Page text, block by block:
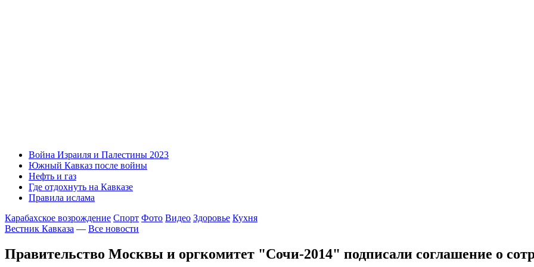
Война Израиля и Палестины 2023
Южный Кавказ после войны
Нефть и газ
Где отдохнуть на Кавказе
Правила ислама
Карабахское возрождение Спорт Фото Видео Здоровье Кухня
Вестник Кавказа — Все новости
Правительство Москвы и оргкомитет "Сочи-2014" подписали соглашение о